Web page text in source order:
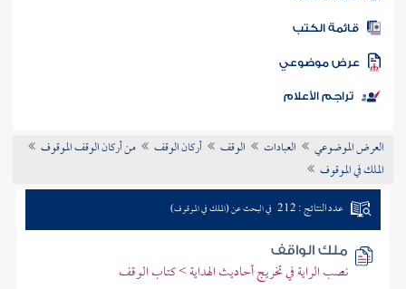
المكتبة
الكتب
موضوعي
تراجم الأعلام
العرض الموضوعي العبادات الوقف أركان الوقف
من أركان الوقف الموقوف
الملك في الموقوف
عدد النتائج : 212 في البحث عن (الملك في الموقوف)
ملك الواقف
نصب الراية في تخريج أحاديث الهداية > كتاب الوقف